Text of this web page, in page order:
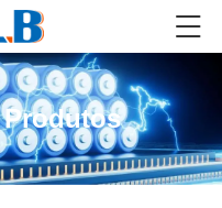
Produtos